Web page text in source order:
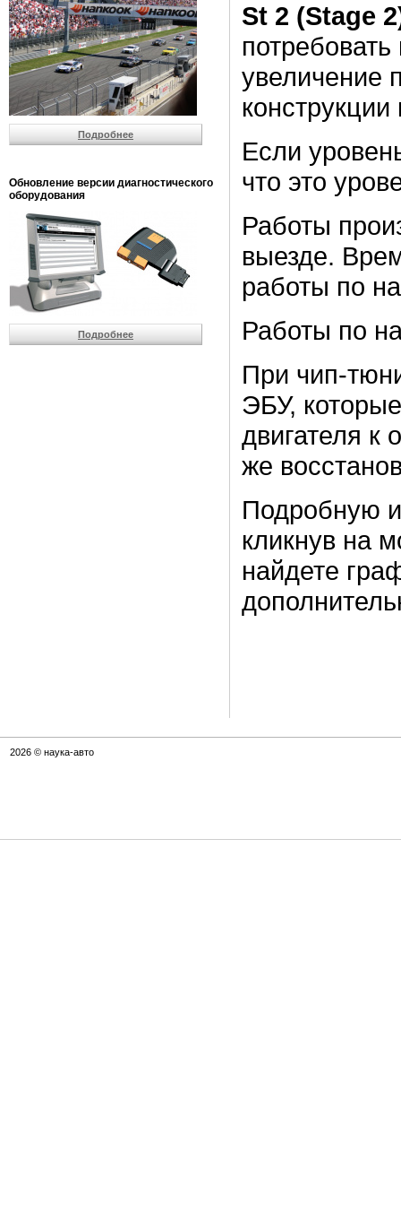
Подробнее
Обновление версии диагностического
оборудования
Подробнее
St 2 (Stage
увеличение
Если
что это
Работы
выезде.
работы по
Работы по
При чип-
ЭБУ,
двигателя к
же
Подробную
кликнув на
найдете
2026 © наука-авто